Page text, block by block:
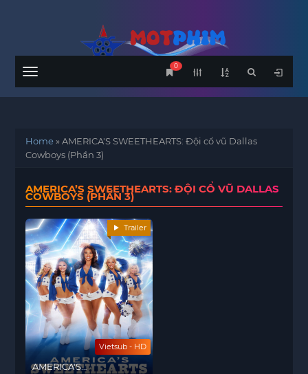
Menu
0
Home»AMERICA'S SWEETHEARTS: Đội cổ vũ Dallas
Cowboys (Phần 3)
AMERICA’S SWEETHEARTS: ĐỘI CỔ VŨ DALLAS
COWBOYS (PHẦN 3)
Vietsub - HD
Trailer
AMERICA'S